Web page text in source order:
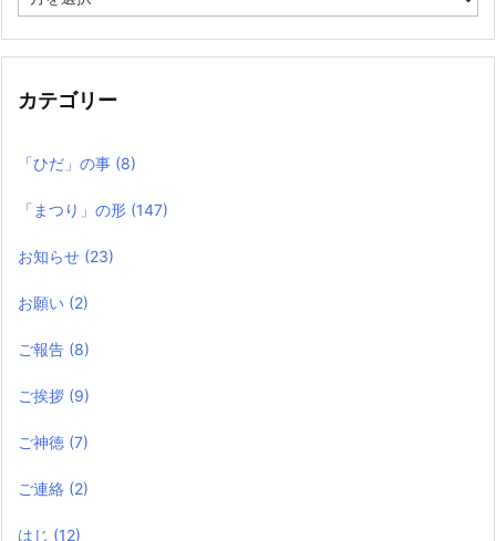
去
記
カテゴリー
「ひだ」の事 (8)
「まつり」の形 (147)
お知らせ (23)
お願い (2)
ご報告 (8)
ご挨拶 (9)
ご神徳 (7)
ご連絡 (2)
はじ (12)